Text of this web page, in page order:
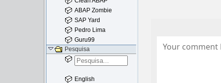
ABAP Zombie
SAP Yard
Pedro Lima
Guru99
Pesquisa
English